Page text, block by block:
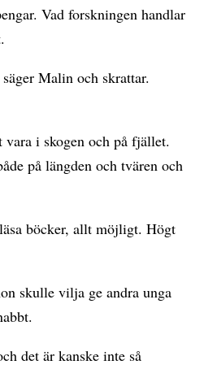
Vad forskningen handlar
Malin och skrattar.
i skogen och på fjället.
på längden och tvären och
böcker, allt möjligt. Högt
skulle vilja ge andra unga
det är kanske inte så